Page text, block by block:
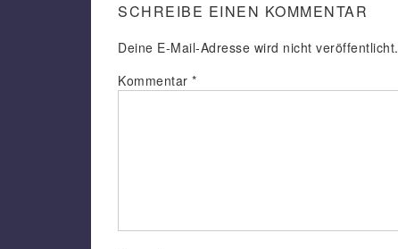
SCHREIBE EINEN KOMMENTAR
Deine E-Mail-Adresse wird nicht veröffentlicht.
Kommentar *